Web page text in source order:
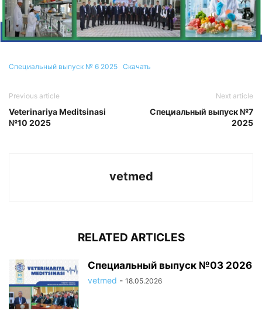
Специальный выпуск № 6 2025 Скачать
Previous article
Veterinariya Meditsinasi
№10 2025
Next article
Специальный выпуск №7
2025
vetmed
RELATED ARTICLES
Специальный выпуск №03 2026
vetmed - 18.05.2026